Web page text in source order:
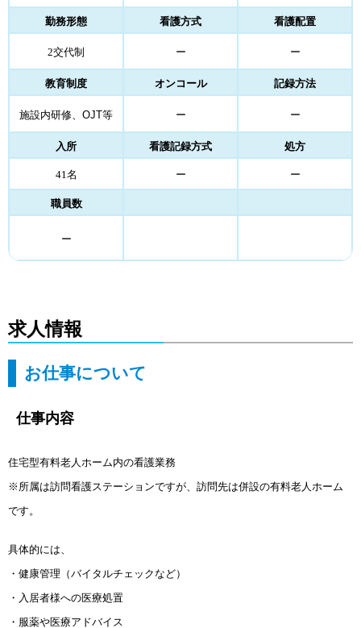
勤務形態 看護方式 看護配置
2交代制 ー ー
教育制度 オンコール 記録方法
施設内研修、 OJT等 ー ー
入所 看護記録方式 処方
41名 ー ー
職員数
ー
求人情報
お仕事について
仕事内容
住宅型有料老人ホーム内の看護業務
※所属は訪問看護ステーションですが、訪問先は併設の有料老人ホーム
です。
具体的には、
・健康管理（バイタルチェックなど）
・入居者様への医療処置
・服薬や医療アドバイス